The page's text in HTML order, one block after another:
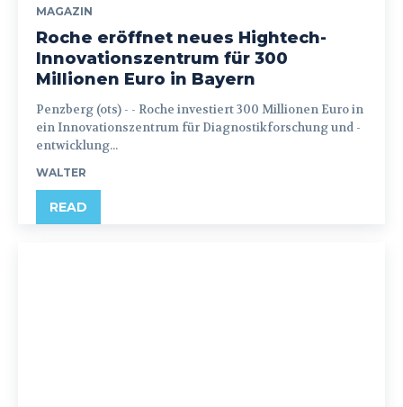
MAGAZIN
Roche eröffnet neues Hightech-
Innovationszentrum für 300
Millionen Euro in Bayern
Penzberg (ots) - - Roche investiert 300 Millionen Euro in
ein Innovationszentrum für Diagnostikforschung und -
entwicklung...
WALTER
READ